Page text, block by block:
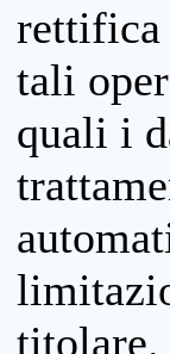
rettifica
tali
quali i
titolare.